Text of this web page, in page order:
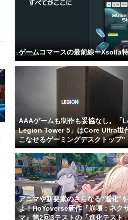
ゲームコマースの最前線ーXsolla
AAAゲームも制作も妥協なし。「
Legion Tower 5」はCore Ultra世
こなせるゲーミングデスクトップ”
アニマや新要素のさらなる“進化”
よ！HoYoverse新作『崩壊：ネク
マ』第2回βテストの「進化テスト